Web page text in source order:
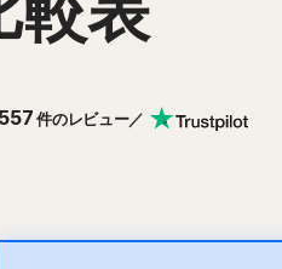
ル セキュリティ iOS
件のレビュー／